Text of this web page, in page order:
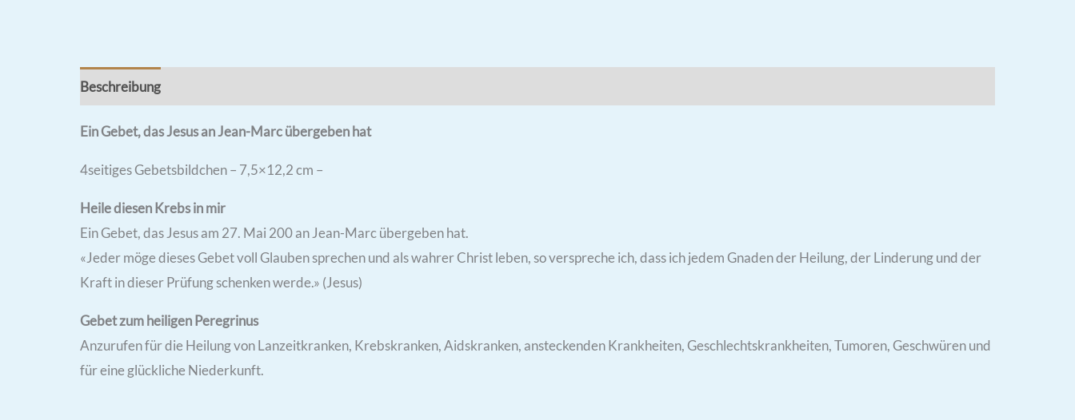
Beschreibung
Ein Gebet, das Jesus an Jean-Marc übergeben hat
4seitiges Gebetsbildchen – 7,5×12,2 cm –
Heile diesen Krebs in mir
Ein Gebet, das Jesus am 27. Mai 200 an Jean-Marc übergeben hat.
«Jeder möge dieses Gebet voll Glauben sprechen und als wahrer Christ leben, so verspreche ich, dass ich jedem Gnaden der Heilung, der Linderung und der
Kraft in dieser Prüfung schenken werde.» (Jesus)
Gebet zum heiligen Peregrinus
Anzurufen für die Heilung von Lanzeitkranken, Krebskranken, Aidskranken, ansteckenden Krankheiten, Geschlechtskrankheiten, Tumoren, Geschwüren und
für eine glückliche Niederkunft.